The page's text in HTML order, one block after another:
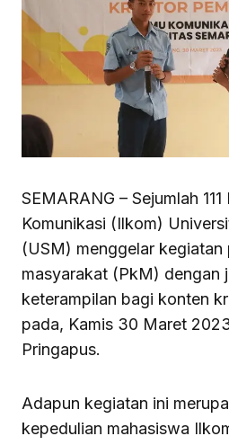
SEMARANG – Sejumlah
Komunikasi (Ilkom)
(USM) menggelar kegiatan
masyarakat (PkM) dengan
keterampilan bagi konten
pada, Kamis 30 Maret
Pringapus.
Adapun kegiatan ini
kepedulian mahasiswa